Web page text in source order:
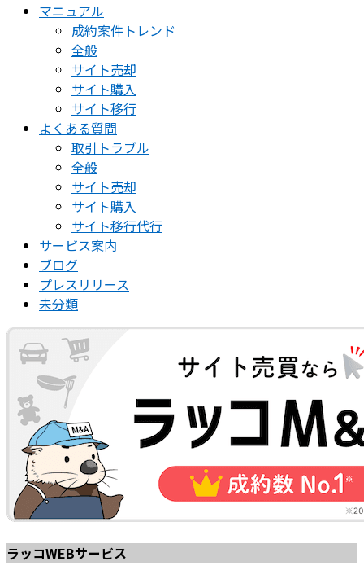
マニュアル
成約案件トレンド
全般
サイト売却
サイト購入
サイト移行
よくある質問
取引トラブル
全般
サイト売却
サイト購入
サイト移行代行
サービス案内
ブログ
プレスリリース
未分類
ラッコWEBサービス